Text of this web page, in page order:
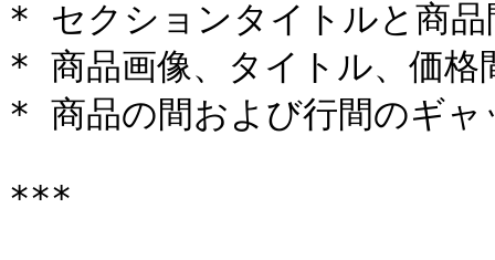
* セクションタイトルと商品
* 商品画像、タイトル、価格
* 商品の間および行間のギャ
***